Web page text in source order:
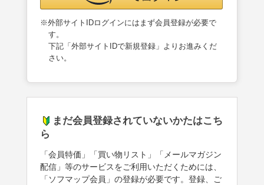
※外部サイトIDログインにはまず会員登録が必要で
す。
下記「外部サイトIDで新規登録」よりお進みくだ
さい。
まだ会員登録されていないかたはこち
ら
「会員特価」「買い物リスト」「メールマガジン
配信」等のサービスをご利用いただくためには、
「ソフマップ会員」の登録が必要です。登録、ご